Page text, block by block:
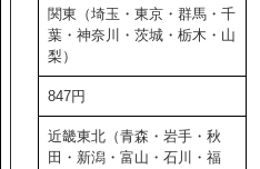
関東（埼玉・東京・群馬・千
葉・神奈川・茨城・栃木・山
梨）
847円
近畿東北（青森・岩手・秋
田・新潟・富山・石川・福